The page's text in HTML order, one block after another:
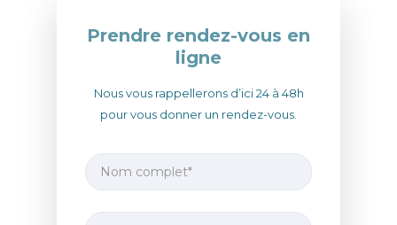
Prendre rendez-vous en
ligne
Nous vous rappellerons d’ici 24 à 48h
pour vous donner un rendez-vous.